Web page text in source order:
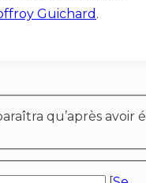
Guichard .
qu’après avoir